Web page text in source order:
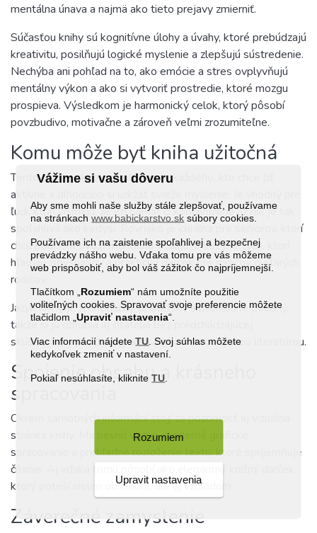
Vážime si vašu dôveru
Aby sme mohli naše služby stále zlepšovať, používame
na stránkachwww.babickarstvo.sk súbory cookies.
Používame ich na zaistenie spoľahlivej a bezpečnej
prevádzky nášho webu. Vďaka tomu pre vás môžeme
web prispôsobiť, aby bol váš zážitok čo najpríjemnejší.
Tlačítkom „ Rozumiem“ nám umožníte použitie
voliteľných cookies. Spravovať svoje preferencie môžete
tlačidlom „Upraviť nastavenia“.
Viac informácií nájdete TU . Svoj súhlas môžete
kedykoľvek zmeniť v nastavení.
Pokiaľ nesúhlasíte, klikniteTU
Rozumiem
Upravit nastavenia
mentálna únava a najmä ako tieto prejavy zmierniť.
Súčasťou knihy sú kognitívne úlohy a úvahy, ktoré prebúdzajú
kreativitu, posilňujú logické myslenie a zlepšujú sústredenie.
Nechýba ani pohľad na to, ako emócie a stres ovplyvňujú
mentálny výkon a ako si vytvoriť prostredie, ktoré mozgu
prospieva. Výsledkom je harmonický celok, ktorý pôsobí
povzbudivo, motivačne a zároveň veľmi zrozumiteľne.
Komu môže byť kniha užitočná
Tento titul je skvelou voľbou pre každého, kto chce žiť
aktívne a dlhodobo si udržať svieže myslenie. Je vhodný pre
ľudí, ktorí vnímajú, že ich pamäť či koncentrácia už nie je tak
spoľahlivá ako kedysi. Rovnako je ideálna pre seniorov, ktorí
chcú podporiť svoju mentálnu vitalitu, a tiež pre tých, ktorí
hľadajú zmysluplný a praktický darček pre rodičov či starých
rodičov.
Jazyk knihy je jednoduchý, priateľský a prehľadne podaný,
takže si ju obľúbia aj čitatelia bez predchádzajúcej
skúsenosti s psychologickou alebo neurologickou literatúrou.
Spojenie obsahu a krásneho
spracovania
Okrem samotných informácií stojí za pozornosť aj vizuálna
stránka knihy. Má pevnú väzbu, moderné grafické
spracovanie a prehľadné rozloženie textu, ktoré spríjemňuje
čítanie. Aj vďaka tomu pôsobí ako elegantný knižný darček,
ktorý poteší nielen obsahom, ale aj vzhľadom.
Záverečné zamyslenie